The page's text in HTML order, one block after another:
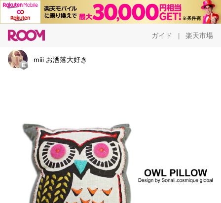
ガイド 楽天市場
miii お洒落大好き